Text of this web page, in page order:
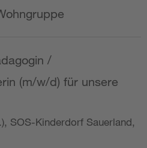
/
(m/w/d) für unsere
SOS-Kinderdorf Sauerland,